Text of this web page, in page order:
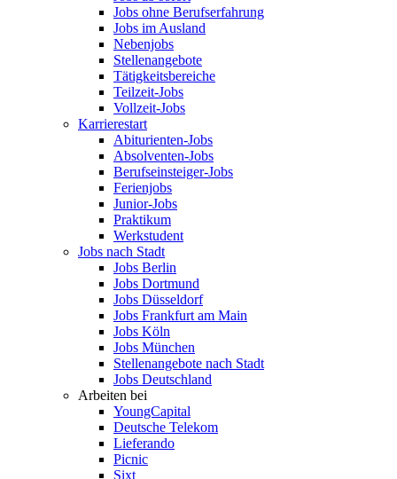
Jobs ohne Berufserfahrung
Jobs im Ausland
Nebenjobs
Stellenangebote
Tätigkeitsbereiche
Teilzeit-Jobs
Vollzeit-Jobs
Karrierestart
Abiturienten-Jobs
Absolventen-Jobs
Berufseinsteiger-Jobs
Ferienjobs
Junior-Jobs
Praktikum
Werkstudent
Jobs nach Stadt
Jobs Berlin
Jobs Dortmund
Jobs Düsseldorf
Jobs Frankfurt am Main
Jobs Köln
Jobs München
Stellenangebote nach Stadt
Jobs Deutschland
Arbeiten bei
YoungCapital
Deutsche Telekom
Lieferando
Picnic
Sixt